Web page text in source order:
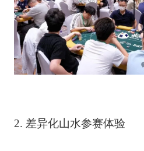
2. 差异化山水参赛体验